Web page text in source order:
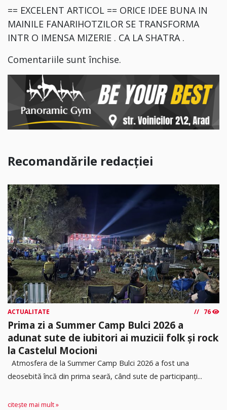
== EXCELENT ARTICOL == ORICE IDEE BUNA IN
MAINILE FANARIHOTZILOR SE TRANSFORMA
INTR O IMENSA MIZERIE . CA LA SHATRA .
Comentariile sunt închise.
Recomandările redacției
ACTUALITATE 76
Prima zi a Summer Camp Bulci 2026 a
adunat sute de iubitori ai muzicii folk și rock
la Castelul Mocioni
Atmosfera de la Summer Camp Bulci 2026 a fost una
deosebită încă din prima seară, când sute de participanți...
citește mai mult »